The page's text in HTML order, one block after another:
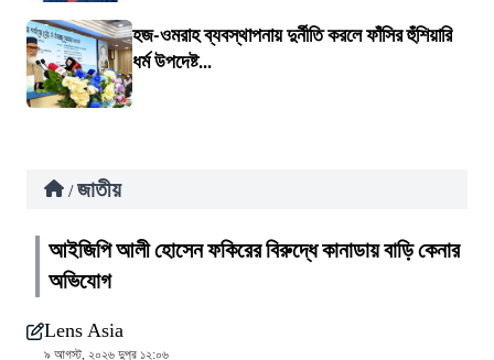
হজ-ওমরাহ ব্যবস্থাপনায় দুর্নীতি করলে ফাঁসির হুঁশিয়ারি
ধর্ম উপদেষ্ট...
/ জাতীয়
আইজিপি আলী হোসেন ফকিরের বিরুদ্ধে কানাডায় বাড়ি কেনার
অভিযোগ
Lens Asia
৯ আগস্ট, ২০২৬ দুপুর ১২:০৬